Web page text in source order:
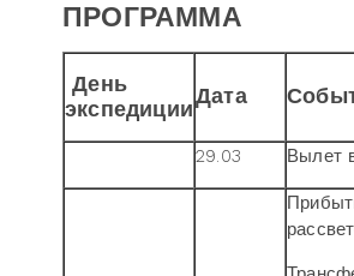
ПРОГРАММА
День
экспедиции
Дата
29.03 Вылет